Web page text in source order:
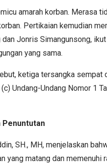
amarah korban. Merasa
Pertikaian kemudian
dan Jonris Simangunsong,
yang sama.
ketiga tersangka sempat
Undang-Undang Nomor 1
Penuntutan
SH., MH, menjelaskan
yang matang dan memenuhi